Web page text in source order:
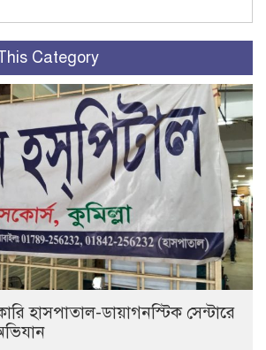
Category
হাসপাতাল-ডায়াগনস্টিক সেন্টারে